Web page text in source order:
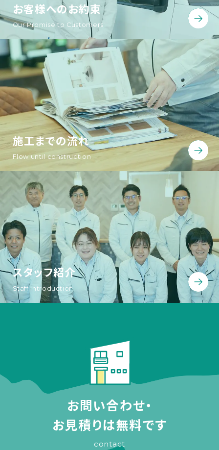
お客様へのお約束
Our Promise to Customers
施工までの流れ
Flow until construction
スタッフ紹介
Staff introduction
お問い合わせ・
お見積りは無料です
contact